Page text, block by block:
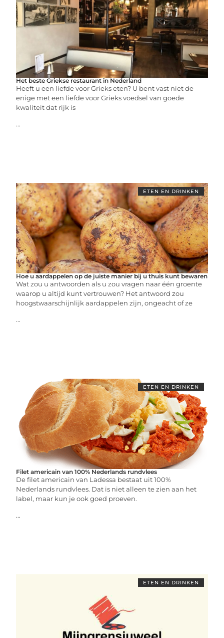
Het beste Griekse restaurant in Nederland
Heeft u een liefde voor Grieks eten? U bent vast niet de
enige met een liefde voor Grieks voedsel van goede
kwaliteit dat rijk is
...
ETEN EN DRINKEN
Hoe u aardappelen op de juiste manier bij u thuis kunt bewaren
Wat zou u antwoorden als u zou vragen naar één groente
waarop u altijd kunt vertrouwen? Het antwoord zou
hoogstwaarschijnlijk aardappelen zijn, ongeacht of ze
...
ETEN EN DRINKEN
Filet americain van 100% Nederlands rundvlees
De filet americain van Ladessa bestaat uit 100%
Nederlands rundvlees. Dat is niet alleen te zien aan het
label, maar kun je ook goed proeven.
...
ETEN EN DRINKEN